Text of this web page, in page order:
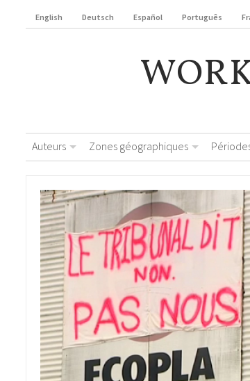
English Deutsch Español Português
Auteurs Zones géographiques